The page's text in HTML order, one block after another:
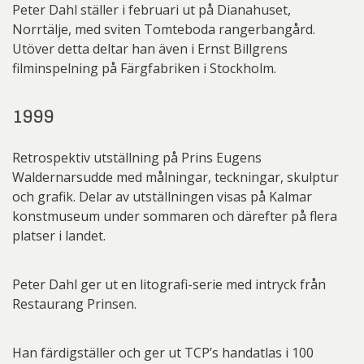
Peter Dahl ställer i februari ut på Dianahuset,
Norrtälje, med sviten Tomteboda rangerbangård.
Utöver detta deltar han även i Ernst Billgrens
filminspelning på Färgfabriken i Stockholm.
1999
Retrospektiv utställning på Prins Eugens
Waldernarsudde med målningar, teckningar, skulptur
och grafik. Delar av utställningen visas på Kalmar
konstmuseum under sommaren och därefter på flera
platser i landet.
Peter Dahl ger ut en litografi-serie med intryck från
Restaurang Prinsen.
Han färdigställer och ger ut TCP’s handatlas i 100